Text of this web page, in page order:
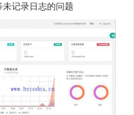
记录日志的问题